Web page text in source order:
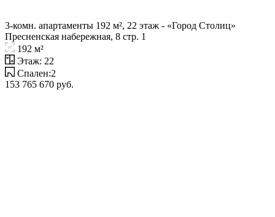
3-комн. апартаменты 192 м², 22 этаж - «Город Столиц»
Пресненская набережная, 8 стр. 1
192 м²
Этаж: 22
Спален:2
153 765 670 руб.